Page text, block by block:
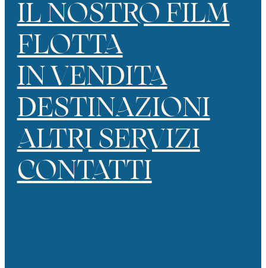
IL NOSTRO FILM
FLOTTA
IN VENDITA
DESTINAZIONI
ALTRI SERVIZI
CONTATTI